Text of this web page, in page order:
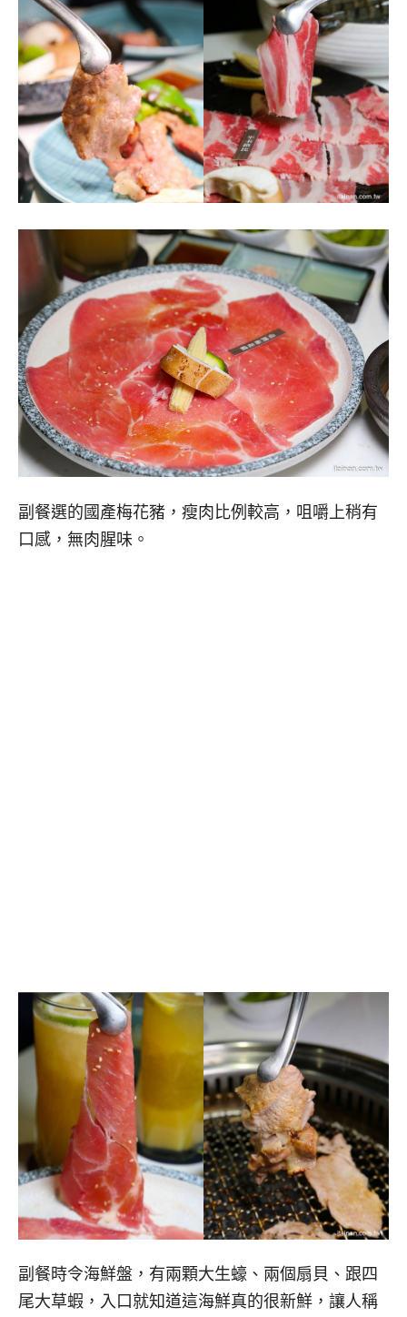
副餐選的國產梅花豬，瘦肉比例較高，咀嚼上稍有
口感，無肉腥味。
副餐時令海鮮盤，有兩顆大生蠔、兩個扇貝、跟四
尾大草蝦，入口就知道這海鮮真的很新鮮，讓人稱